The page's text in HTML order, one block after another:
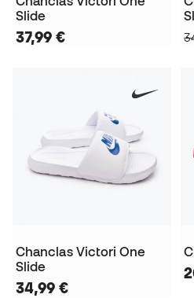
Slide
37,99 €
Chanclas Victori One
Slide
34,99 €